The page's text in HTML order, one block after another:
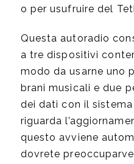
o per usufruire del
Questa autoradio
a tre dispositivi
modo da usarne uno
brani musicali e due
dei dati con il
riguarda
questo avviene
dovrete